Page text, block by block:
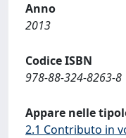
Anno
2013
Codice ISBN
978-88-324-8263-8
Appare nelle
2.1 Contributo in